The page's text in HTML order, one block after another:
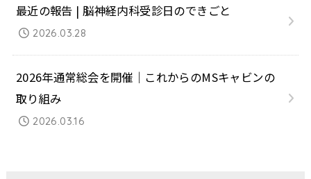
最近の報告 | 脳神経内科受診日のできごと
2026.03.28
2026年通常総会を開催｜これからのMSキャビンの
取り組み
2026.03.16